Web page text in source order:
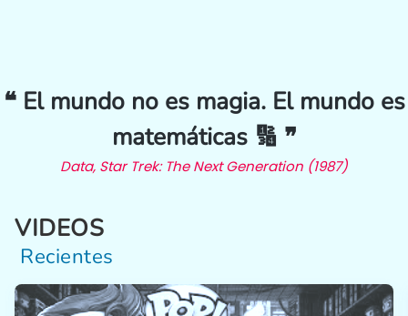
❝ El mundo no es magia. El mundo es
matemáticas 🔢 ❞
Data, Star Trek: The Next Generation (1987)
VIDEOS
Recientes